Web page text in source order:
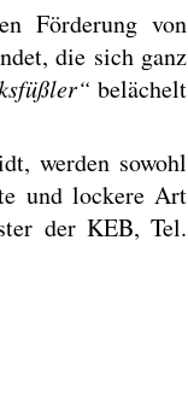
Förderung von
die sich ganz
belächelt
werden sowohl
und lockere Art
der KEB, Tel.